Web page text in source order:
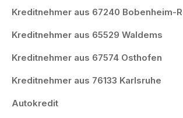
Kreditnehmer aus 67240 Bobenheim-
Kreditnehmer aus 65529 Waldems
Kreditnehmer aus 67574 Osthofen
Kreditnehmer aus 76133 Karlsruhe
Autokredit